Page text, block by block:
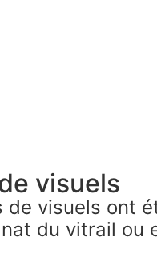
visuels
de visuels ont
du vitrail ou